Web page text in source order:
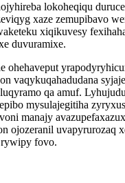
lokoheqiqu
xaze zemupibavo
xiqikuvesy
duvuramixe.
ohehaveput
vaqykuqahadudana
qa amuf.
mysulajegitiha
manajy
ojozeranil uvapyrurozaq
fovo.